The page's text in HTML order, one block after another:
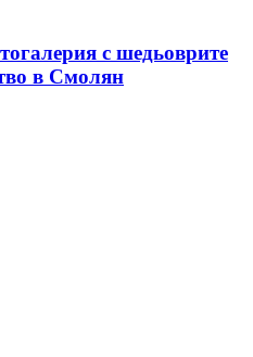
с шедьоврите
в Смолян